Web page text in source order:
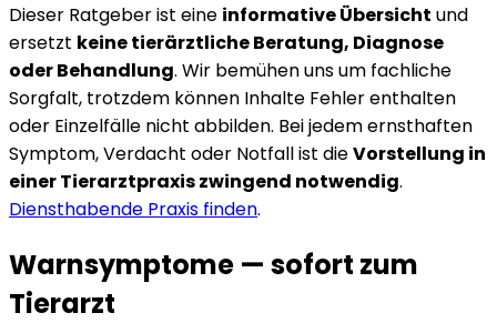
Dieser Ratgeber ist eine informative Übersicht und
ersetzt keine tierärztliche Beratung, Diagnose
oder Behandlung. Wir bemühen uns um fachliche
Sorgfalt, trotzdem können Inhalte Fehler enthalten
oder Einzelfälle nicht abbilden. Bei jedem ernsthaften
Symptom, Verdacht oder Notfall ist dieVorstellung in
einer Tierarztpraxis zwingend notwendig.
Diensthabende Praxis finden.
Warnsymptome — sofort zum
Tierarzt